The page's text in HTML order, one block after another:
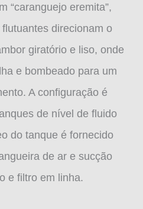
“caranguejo eremita”,
flutuantes direcionam o
giratório e liso, onde
e bombeado para um
A configuração é
de nível de fluido
do tanque é fornecido
de ar e sucção
e filtro em linha.